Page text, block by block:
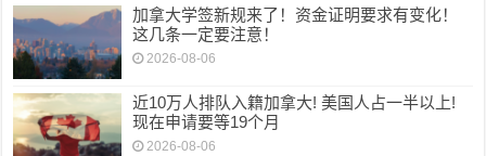
加拿大学签新规来了！资金证明要求有变化！
这几条一定要注意！
2026-08-06
近10万人排队入籍加拿大! 美国人占一半以上!
现在申请要等19个月
2026-08-06